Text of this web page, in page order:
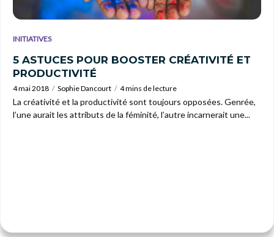
INITIATIVES
5 ASTUCES POUR BOOSTER CRÉATIVITÉ ET
PRODUCTIVITÉ
4 mai 2018 Sophie Dancourt 4 mins de lecture
La créativité et la productivité sont toujours opposées. Genrée,
l’une aurait les attributs de la féminité, l’autre incarnerait une...